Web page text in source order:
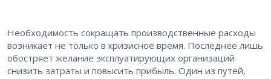
Необходимость сокращать производственные расходы
возникает не только в кризисное время. Последнее лишь
обостряет желание эксплуатирующих организаций
снизить затраты и повысить прибыль. Один из путей,